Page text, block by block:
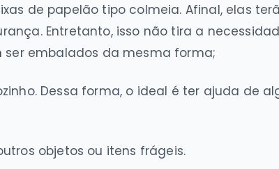
de papelão tipo colmeia. Afinal, elas
Entretanto, isso não tira a
ser embalados da mesma forma;
Dessa forma, o ideal é ter ajuda de
objetos ou itens frágeis.